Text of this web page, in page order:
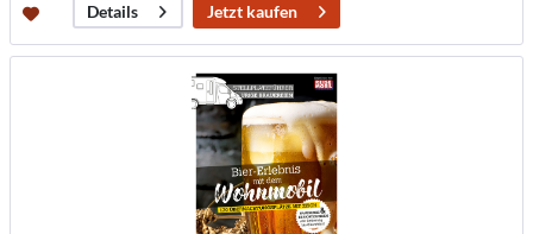
Details Jetzt kaufen